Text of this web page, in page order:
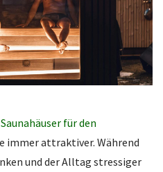
Saunahäuser für den
immer attraktiver. Während
und der Alltag stressiger